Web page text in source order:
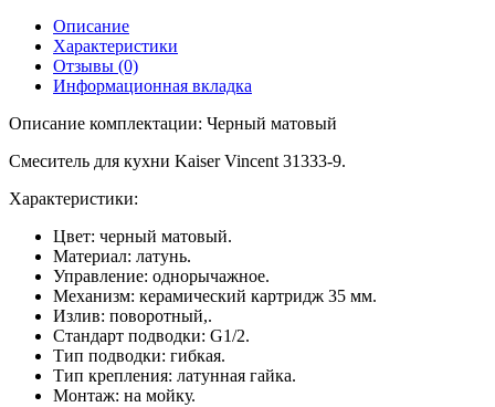
Описание
Характеристики
Отзывы (0)
Информационная вкладка
Описание комплектации: Черный матовый
Смеситель для кухни Kaiser Vincent 31333-9.
Характеристики:
Цвет: черный матовый.
Материал: латунь.
Управление: однорычажное.
Механизм: керамический картридж 35 мм.
Излив: поворотный,.
Стандарт подводки: G1/2.
Тип подводки: гибкая.
Тип крепления: латунная гайка.
Монтаж: на мойку.